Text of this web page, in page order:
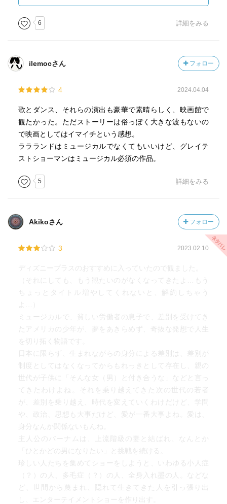
感じる私はおかしいのかしら？いや、もちろん曲が最高な
ので★は３つつきますけどね。
曲が素晴らしいエンタメ映画☆彡だよね。
チャリティ役はブロークバックマウンテンのイニスの奥さ
ん役だったのね。そうなんだ、、、ふむふむ♪
6 詳細をみる
ilemocさん フォロー
4 2024.04.04
歌とダンス、それらの演出も豪華で素晴らしく、映画館で
観たかった。ただストーリーは俗っぽく大きな波もないの
で映画としてはイマイチという感想。
ララランドはミュージカルでなくてもいいけど、グレイテ
ストショーマンはミュージカル必須の作品。
5 詳細をみる
Akikoさん フォロー
3 2023.02.10
ディズニープラスのおすすめに入っていたので観ました。
（それにしても、もう観たいのがなくなってきたよ…もう
ちょっとタイトル増やしてくれないと、解約しちゃう
ミュージカルで、貧しい労働者の息子で、差別を受けてき
たアメリカの少年が、夢をあきらめず、奇抜な発想で人生
を切り拓く物語です。
日本に限らず、生まれながらの身分による差別は、差別が
制度としてはなくなってからもれっきとして存在し、親の
世代が子供に「そんな女（男）と付き合うな」などと言っ
てきたわけよね。それを乗り越えてきた次の世代の若者
が、差別を乗り越え、時代を変えていくわけだけど、学問
や、政治、思想も大事だけど、愛が一番大事よね。愛は、
身分なんか関係ないもんね。
主人公のバーナムは、上流階級の妻と結ばれ、なんとか
「ひとかどの男になりたい」と挑戦を続ける。
珍しい人たちを集めてショーをしようと、いわゆる小人症
（？）の人、多毛症（？）の人、全身入れ墨の人。などな
ど、世間から蔑まれ、隠れて生きてきた人を引っ張り出
し、エンターテイメントショーを作り出す。